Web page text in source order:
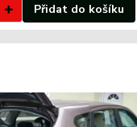
Přidat do košíku